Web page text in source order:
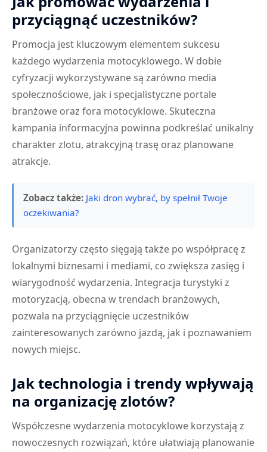
przyciągnąć uczestników?
Promocja jest kluczowym elementem sukcesu
każdego wydarzenia motocyklowego. W dobie
cyfryzacji wykorzystywane są zarówno media
społecznościowe, jak i specjalistyczne portale
branżowe oraz fora motocyklowe. Skuteczna
kampania informacyjna powinna podkreślać unikalny
charakter zlotu, atrakcyjną trasę oraz planowane
atrakcje.
Zobacz także: Jaki dron wybrać, by spełnił Twoje
oczekiwania?
Organizatorzy często sięgają także po współpracę z
lokalnymi biznesami i mediami, co zwiększa zasięg i
wiarygodność wydarzenia. Integracja turystyki z
motoryzacją, obecna w trendach branżowych,
pozwala na przyciągnięcie uczestników
zainteresowanych zarówno jazdą, jak i poznawaniem
nowych miejsc.
Jak technologia i trendy wpływają
na organizację zlotów?
Współczesne wydarzenia motocyklowe korzystają z
nowoczesnych rozwiązań, które ułatwiają planowanie